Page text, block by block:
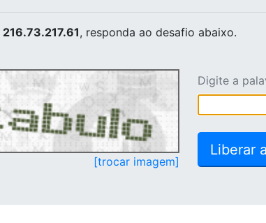
216.73.217.61, responda ao desafio abaixo.
[trocar imagem]
Digite a